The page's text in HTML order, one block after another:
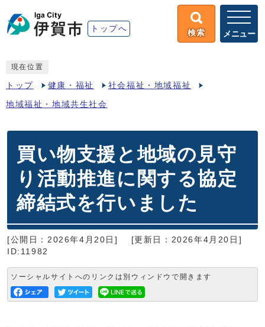
トップへ 検索 メニュー
現在位置
トップ 健康・福祉 社会福祉・地域福祉
地域福祉・地域共生社会
買い物支援と地域の見守
り活動推進に関する協定
締結式を行いました
[公開日：2026年4月20日]
[更新日：2026年4月20日]
ID:11982
ソーシャルサイトへのリンクは別ウィンドウで開きます